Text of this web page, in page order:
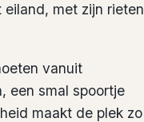
met zijn rieten
vanuit
een smal spoortje
maakt de plek zo